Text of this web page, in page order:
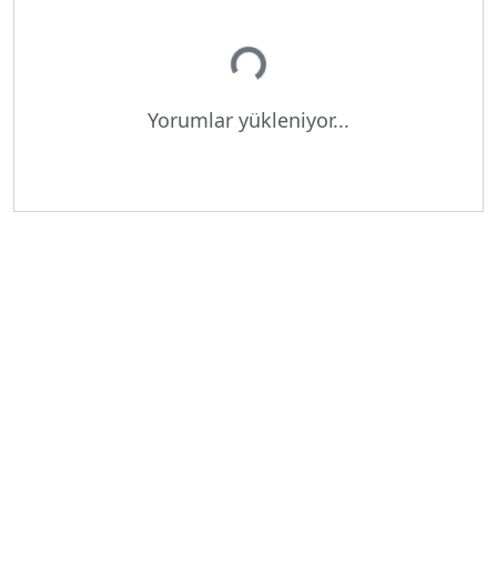
Yükleniyor...
Yorumlar yükleniyor...